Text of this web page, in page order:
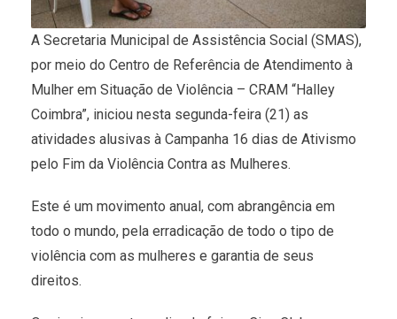
A Secretaria Municipal de Assistência Social (SMAS),
por meio do Centro de Referência de Atendimento à
Mulher em Situação de Violência – CRAM “Halley
Coimbra”, iniciou nesta segunda-feira (21) as
atividades alusivas à Campanha 16 dias de Ativismo
pelo Fim da Violência Contra as Mulheres.
Este é um movimento anual, com abrangência em
todo o mundo, pela erradicação de todo o tipo de
violência com as mulheres e garantia de seus
direitos.